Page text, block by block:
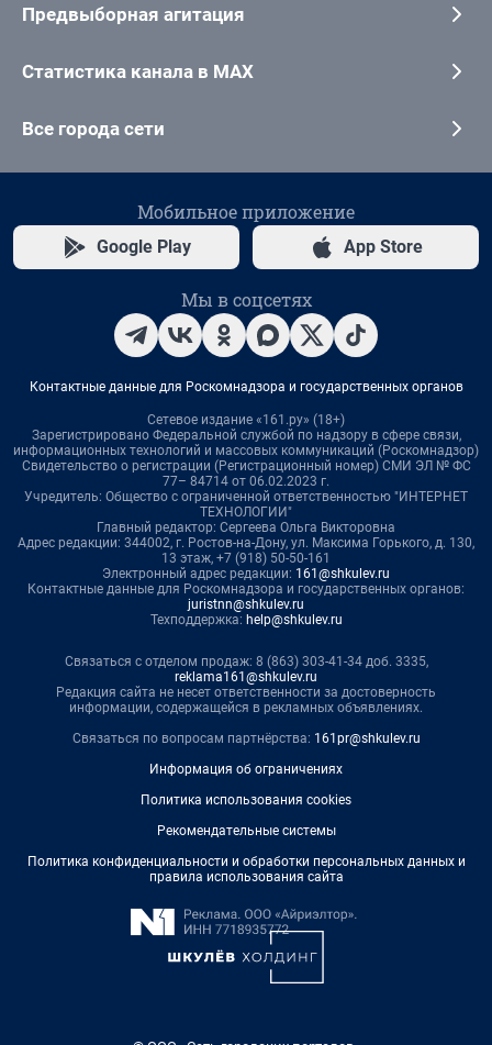
Предвыборная агитация
Статистика канала в MAX
Все города сети
Мобильное приложение
Google Play App Store
Мы в соцсетях
Контактные данные для Роскомнадзора и государственных органов
Сетевое издание «161.ру» (18+)
Зарегистрировано Федеральной службой по надзору в сфере связи,
информационных технологий и массовых коммуникаций (Роскомнадзор)
Свидетельство о регистрации (Регистрационный номер) СМИ ЭЛ № ФС
77– 84714 от 06.02.2023 г.
Учредитель: Общество с ограниченной ответственностью "ИНТЕРНЕТ
ТЕХНОЛОГИИ"
Главный редактор: Сергеева Ольга Викторовна
Адрес редакции: 344002, г. Ростов-на-Дону, ул. Максима Горького, д. 130,
13 этаж, +7 (918) 50-50-161
Электронный адрес редакции: 161@shkulev.ru
Контактные данные для Роскомнадзора и государственных органов:
juristnn@shkulev.ru
Техподдержка: help@shkulev.ru
Связаться с отделом продаж: 8 (863) 303-41-34 доб. 3335,
reklama161@shkulev.ru
Редакция сайта не несет ответственности за достоверность
информации, содержащейся в рекламных объявлениях.
Связаться по вопросам партнёрства: 161pr@shkulev.ru
Информация об ограничениях
Политика использования cookies
Рекомендательные системы
Политика конфиденциальности и обработки персональных данных и
правила использования сайта